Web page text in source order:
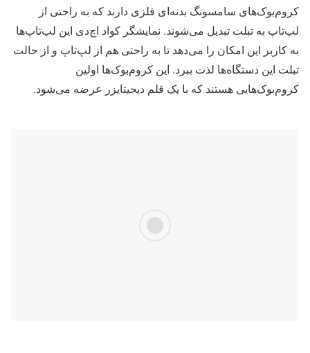
کروم‌بوک‌های سامسونگ بدنه‌ای فلزی دارند که به راحتی از
لپ‌تاپ به تبلت تبدیل می‌شوند. نمایشگر کواد اچ‌دی این لپ‌تاپ‌ها
به کاربر این امکان را می‌دهد تا به راحتی هم از لپ‌تاپ و از حالت
تبلت این دستگاه‌ها لذت ببرد. این کروم‌بوک‌ها اولین
کروم‌بوک‌هایی هستند که با یک قلم دیجیتایزر عرضه می‌شود.